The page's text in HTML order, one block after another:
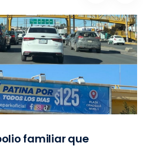
familiar que